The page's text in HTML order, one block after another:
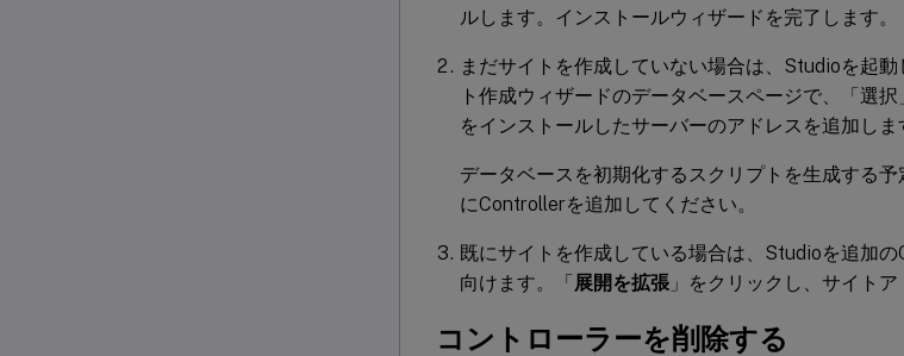
ルします。インストールウィザードを完了します。
まだサイトを作成していない場合は、Studioを起
ト作成ウィザードのデータベースページで、「選
をインストールしたサーバーのアドレスを追加しま
データベースを初期化するスクリプトを生成する
にControllerを追加してください。
既にサイトを作成している場合は、Studioを追加
向けます。「展開を拡張 」をクリックし、サイトア
コントローラーを削除する